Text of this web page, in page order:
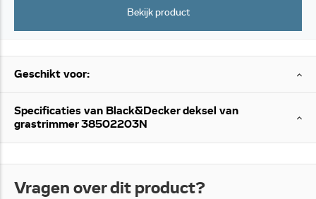
Bekijk product
Geschikt voor:
Specificaties van Black&Decker deksel van
grastrimmer 38502203N
Vragen over dit product?